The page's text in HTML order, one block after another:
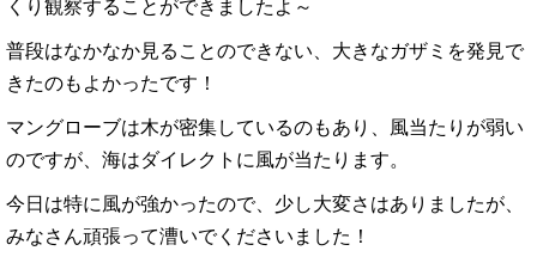
くり観察することができましたよ～
普段はなかなか見ることのできない、大きなガザミを発見で
きたのもよかったです！
マングローブは木が密集しているのもあり、風当たりが弱い
のですが、海はダイレクトに風が当たります。
今日は特に風が強かったので、少し大変さはありましたが、
みなさん頑張って漕いでくださいました！